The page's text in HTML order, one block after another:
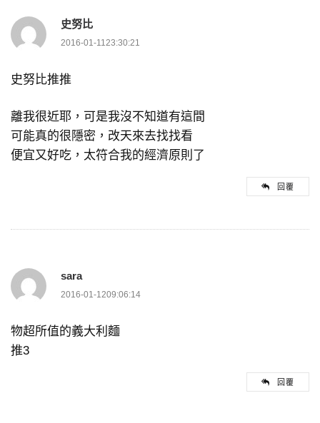
史努比
2016-01-1123:30:21
史努比推推
離我很近耶，可是我沒不知道有這間
可能真的很隱密，改天來去找找看
便宜又好吃，太符合我的經濟原則了
回覆
sara
2016-01-1209:06:14
物超所值的義大利麵
推3
回覆